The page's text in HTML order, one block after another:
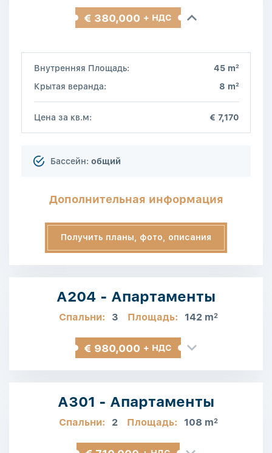
€ 380,000 + НДС
Внутренняя Площадь: 45 m2
Крытая веранда: 8 m2
Цена за кв.м: € 7,170
Бассейн: общий
Дополнительная информация
Получить планы, фото, описания
A204 - Апартаменты
Спальни: 3 Площадь: 142 m2
€ 980,000 + НДС
A301 - Апартаменты
Спальни: 2 Площадь: 108 m2